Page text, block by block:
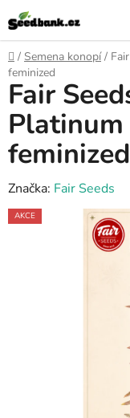
Přejít
na
obsah
Domů
/ Semena konopí /
feminized
Fair
Platinum
feminized
Značka: Fair Seeds
AKCE